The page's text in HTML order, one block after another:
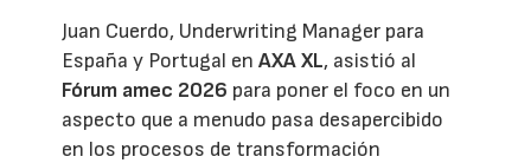
Juan Cuerdo, Underwriting Manager para
España y Portugal enAXA XL, asistió al
Fórum amec 2026 para poner el foco en un
aspecto que a menudo pasa desapercibido
en los procesos de transformación